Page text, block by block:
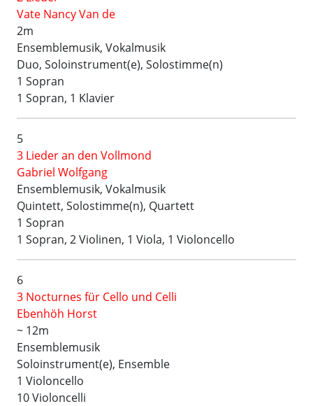
Vate Nancy Van de
2m
Ensemblemusik, Vokalmusik
Duo, Soloinstrument(e), Solostimme(n)
1 Sopran
1 Sopran, 1 Klavier
5
3 Lieder an den Vollmond
Gabriel Wolfgang
Ensemblemusik, Vokalmusik
Quintett, Solostimme(n), Quartett
1 Sopran
1 Sopran, 2 Violinen, 1 Viola, 1 Violoncello
6
3 Nocturnes für Cello und Celli
Ebenhöh Horst
~ 12m
Ensemblemusik
Soloinstrument(e), Ensemble
1 Violoncello
10 Violoncelli